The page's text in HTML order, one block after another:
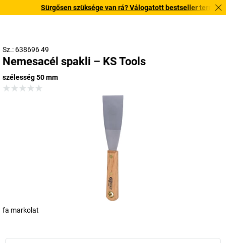
Sürgősen szüksége van rá? Válogatott bestseller
Sz.: 638696 49
Nemesacél spakli – KS Tools
szélesség 50 mm
fa markolat